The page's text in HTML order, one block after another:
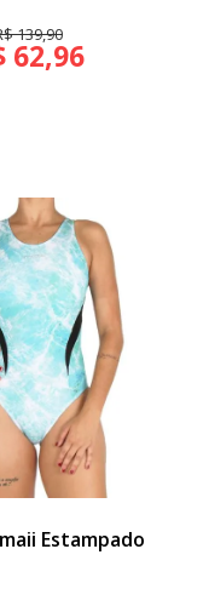
139,90
62,96
Estampado